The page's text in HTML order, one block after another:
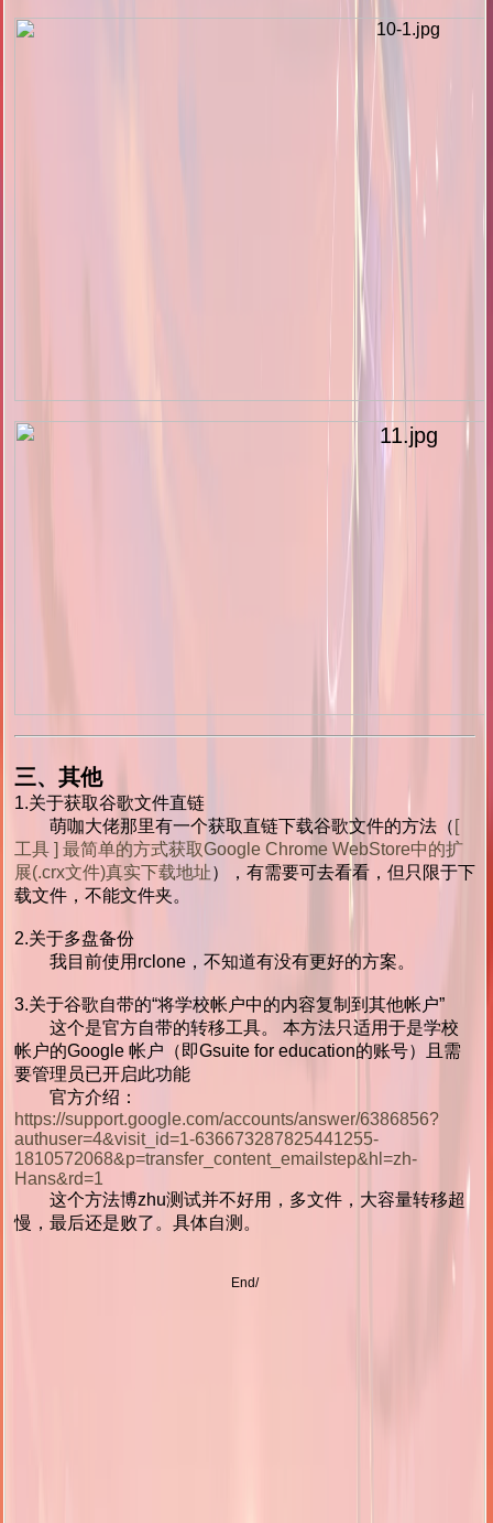
三、其他
1.关于获取谷歌文件直链
萌咖大佬那里有一个获取直链下载谷歌文件的方法（ [
工具 ] 最简单的方式获取Google Chrome WebStore中的扩
展(.crx文件)真实下载地址），有需要可去看看，但只限于下
载文件，不能文件夹。
2.关于多盘备份
我目前使用rclone，不知道有没有更好的方案。
3.关于谷歌自带的“将学校帐户中的内容复制到其他帐户”
这个是官方自带的转移工具。 本方法只适用于是学校
帐户的Google 帐户（即Gsuite for education的账号）且需
要管理员已开启此功能
官方介绍：
https://support.google.com/accounts/answer/6386856?
authuser=4&visit_id=1-636673287825441255-
1810572068&p=transfer_content_emailstep&hl=zh-
Hans&rd=1
这个方法博zhu测试并不好用，多文件，大容量转移超
慢，最后还是败了。具体自测。
End/